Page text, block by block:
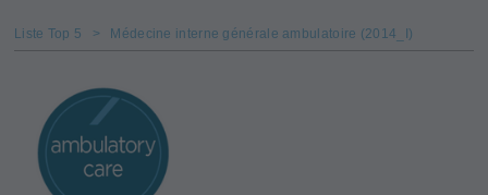
Liste Top 5 > Médecine interne générale ambulatoire (2014_I)